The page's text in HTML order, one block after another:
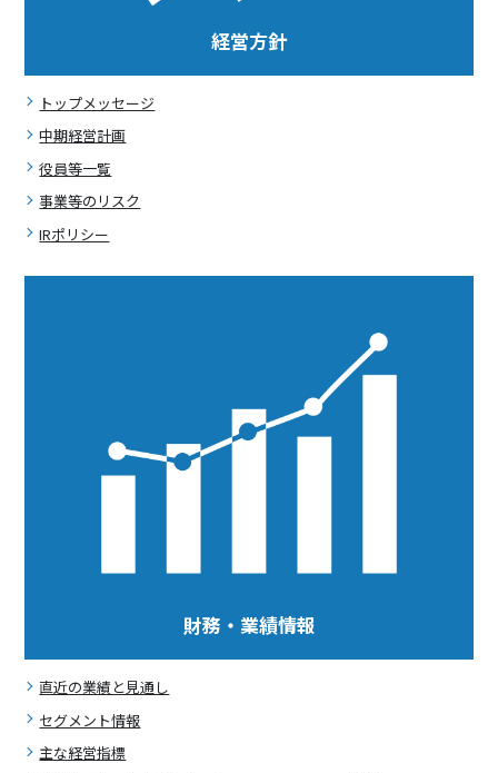
経営方針
トップメッセージ
中期経営計画
役員等一覧
事業等のリスク
IRポリシー
財務・業績情報
直近の業績と見通し
セグメント情報
主な経営指標